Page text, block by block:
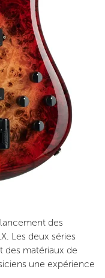
des
Les deux séries
des matériaux de
une expérience